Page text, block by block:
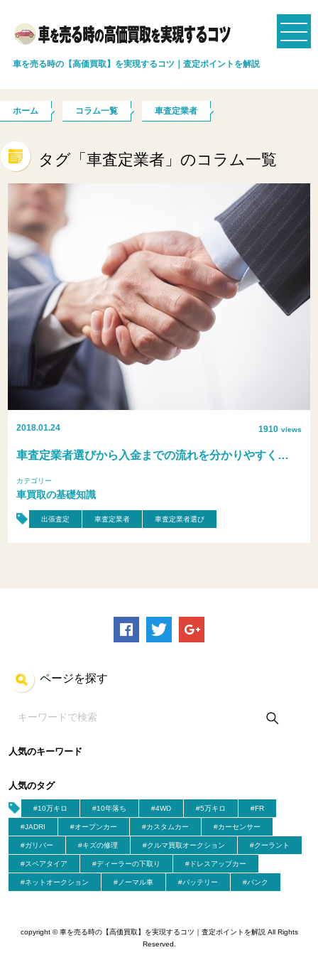
車を売る時の【高価買取】を実現するコツ｜査定ポイントを解説
ホーム コラム一覧 車査定業者
タグ「車査定業者」のコラム一覧
2018.01.24 1910 views
車査定業者選びから入金までの流れを分かりやすく…
カテゴリー
車買取の基礎知識
出張査定 車査定業者 車査定業者選び
ページを探す
人気のキーワード
人気のタグ
#10万キロ #10年落ち #4WD #5万キロ #FR
#JADRI #オープンカー #カスタムカー #カーセンサー
#ガリバー #キズの修理 #クルマ買取オークション #クーラント
#スペアタイア #ディーラーの下取り #ドレスアップカー
#ネットオークション #ノーマル車 #バッテリー #パンク
copyright © 車を売る時の【高価買取】を実現するコツ｜査定ポイントを解説 All Rights
Reserved.